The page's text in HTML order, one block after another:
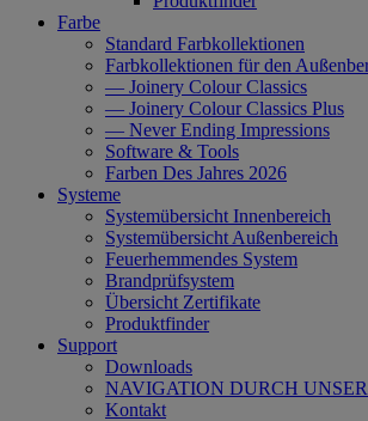
Farbe
Standard Farbkollektionen
Farbkollektionen für den
— Joinery Colour Classics
— Joinery Colour Classics Plus
— Never Ending Impressions
Software & Tools
Farben Des Jahres 2026
Systeme
Systemübersicht Innenbereich
Systemübersicht Außenbereich
Feuerhemmendes System
Brandprüfsystem
Übersicht Zertifikate
Produktfinder
Support
Downloads
NAVIGATION DURCH
Kontakt